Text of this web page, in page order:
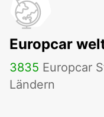
Europcar
3835 Europcar
Ländern